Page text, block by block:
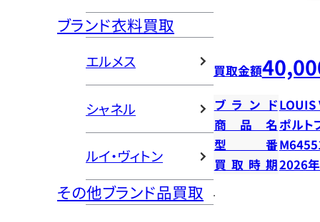
ブランド衣料買取
エルメス
シャネル
ルイ・ヴィトン
その他ブランド品買取
買取金額
ブランドLOUIS
商品名ポルト
型番
買取時期2026